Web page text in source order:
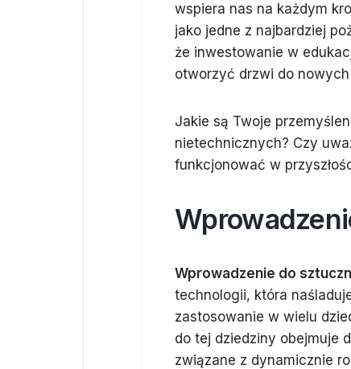
wspiera nas na każdym
jako jedne z najbardziej
że inwestowanie w
otworzyć drzwi do
Jakie są Twoje
nietechnicznych? Czy
funkcjonować w
Wprowadzenie do
technologii, która
zastosowanie w wielu
do tej dziedziny obejmuje
związane z dynamicznie